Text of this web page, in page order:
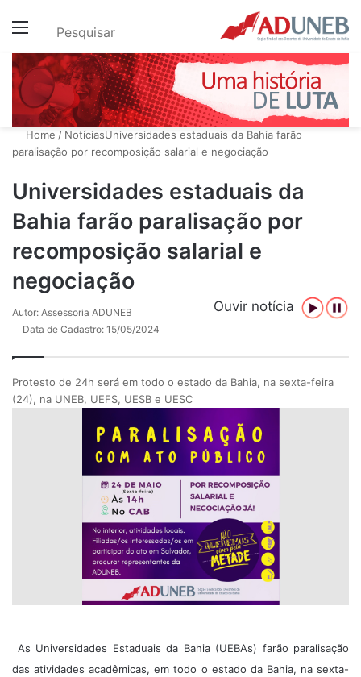
Menu Pesquisar
Home / NotíciasUniversidades estaduais da Bahia farão
paralisação por recomposição salarial e negociação
Universidades estaduais da
Bahia farão paralisação por
recomposição salarial e
negociação
Ouvir notícia
Autor: Assessoria ADUNEB
Data de Cadastro: 15/05/2024
Protesto de 24h será em todo o estado da Bahia, na sexta-feira
(24), na UNEB, UEFS, UESB e UESC
As Universidades Estaduais da Bahia (UEBAs) farão paralisação
das atividades acadêmicas, em todo o estado da Bahia, na sexta-